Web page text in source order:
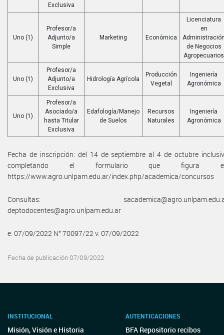
Exclusiva
Uno (1)
Profesor/a
Adjunto/a
Simple
Marketing Económica
Licenciatura
en
de Negocios
Agropecuarios
Uno (1)
Profesor/a
Adjunto/a
Exclusiva
Hidrología Agrícola
Producción
Vegetal
Ingeniería
Agronómica
Uno (1)
Profesor/a
Asociado/a
hasta Titular
Exclusiva
Edafología/Manejo
de Suelos
Recursos
Naturales
Ingeniería
Agronómica
Fecha de inscripción: del 14 de septiembre al 4 de octubre
completando el formulario que figura
https://www.agro.unlpam.edu.ar/index.php/academica/concursos
Consultas:
deptodocentes@agro.unlpam.edu.ar
e. 07/09/2022 N° 70097/22 v. 07/09/2022
Fecha de publicación 07/09/2022
INSTITUCIONAL
Misión, Visión e Historia
AUTENTICACIONES
BFA Repositorio recibos